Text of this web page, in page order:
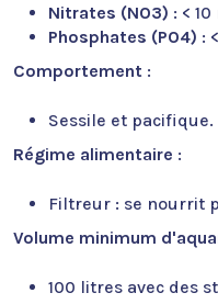
Nitrates (NO3) : <
Phosphates (PO4) :
Comportement :
Sessile et
Régime alimentaire :
Filtreur : se nourrit
Volume minimum
100 litres avec des